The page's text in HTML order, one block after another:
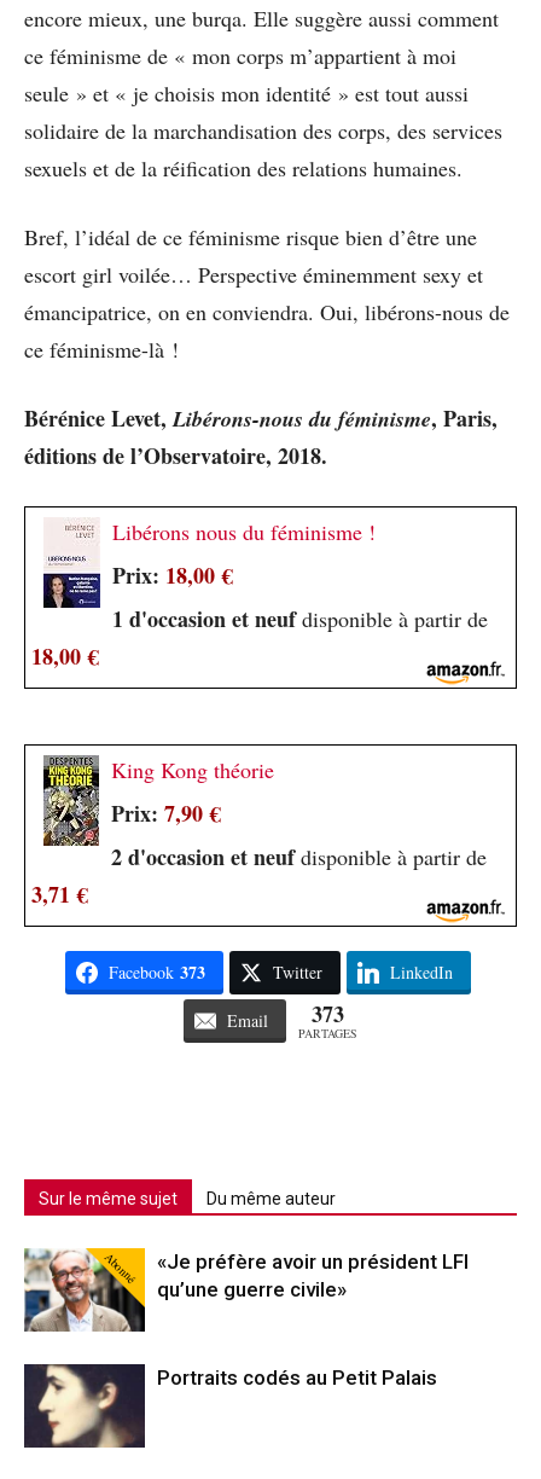
encore mieux, une burqa. Elle suggère aussi comment
ce féminisme de « mon corps m’appartient à moi
seule » et « je choisis mon identité » est tout aussi
solidaire de la marchandisation des corps, des services
sexuels et de la réification des relations humaines.
Bref, l’idéal de ce féminisme risque bien d’être une
escort girl voilée… Perspective éminemment sexy et
émancipatrice, on en conviendra. Oui, libérons-nous de
ce féminisme-là !
Bérénice Levet,Libérons-nous du féminisme, Paris,
éditions de l’Observatoire, 2018.
Libérons nous du féminisme !
Prix: 18,00 €
1 d'occasion et neufdisponible à partir de
18,00 €
King Kong théorie
Prix: 7,90 €
2 d'occasion et neufdisponible à partir de
3,71 €
Facebook 373 Twitter LinkedIn
Email 373
PARTAGES
Sur le même sujet Du même auteur
Abonné
«Je préfère avoir un président LFI
qu’une guerre civile»
Portraits codés au Petit Palais